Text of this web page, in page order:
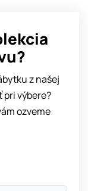
z našej
výbere?
ozveme